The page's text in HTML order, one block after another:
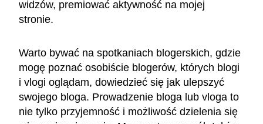
widzów, premiować aktywność na mojej
stronie.
Warto bywać na spotkaniach blogerskich, gdzie
mogę poznać osobiście blogerów, których blogi
i vlogi oglądam, dowiedzieć się jak ulepszyć
swojego bloga. Prowadzenie bloga lub vloga to
nie tylko przyjemność i możliwość dzielenia się